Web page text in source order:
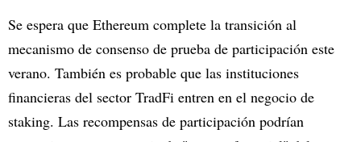
Se espera que Ethereum complete la transición al
mecanismo de consenso de prueba de participación este
verano. También es probable que las instituciones
financieras del sector TradFi entren en el negocio de
staking. Las recompensas de participación podrían